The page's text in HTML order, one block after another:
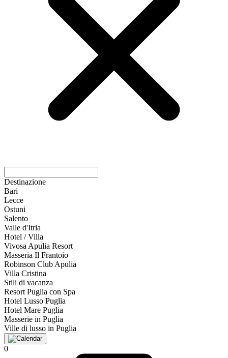
Destinazione
Bari
Lecce
Ostuni
Salento
Valle d'Itria
Hotel / Villa
Vivosa Apulia Resort
Masseria Il Frantoio
Robinson Club Apulia
Villa Cristina
Stili di vacanza
Resort Puglia con Spa
Hotel Lusso Puglia
Hotel Mare Puglia
Masserie in Puglia
Ville di lusso in Puglia
0